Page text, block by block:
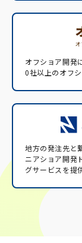
オフショア開発
0社以上のオフ
地方の発注先と
ニアショア開発
グサービスを提